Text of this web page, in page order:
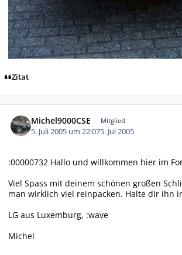
Zitat
Michel9000CSE Mitglied
5. Juli 2005 um 22:075. Jul 2005
:00000732 Hallo und willkommen hier im
Viel Spass mit deinem schönen großen
man wirklich viel reinpacken. Halte dir ihn
LG aus Luxemburg, :wave
Michel